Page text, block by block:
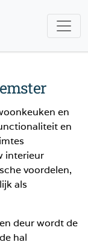
en
en
interieur
voordelen,
als
deur wordt de
hal